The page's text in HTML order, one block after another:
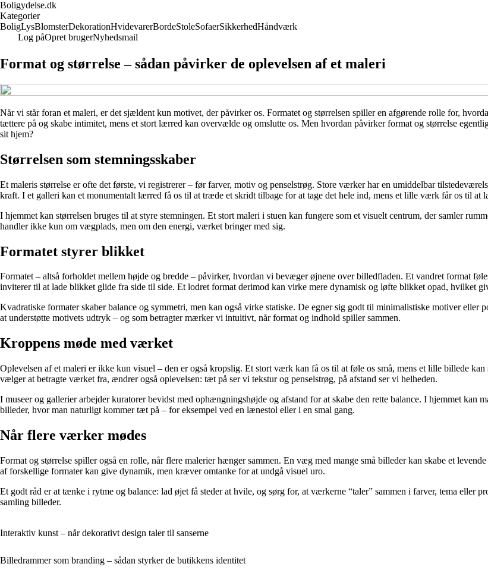
Boligydelse.dk
Kategorier
BoligLysBlomsterDekorationHvidevarerBordeStoleSofaerSikkerhedHåndværk
Log påOpret brugerNyhedsmail
Format og størrelse – sådan påvirker de oplevelsen af et maleri
Når vi står foran et maleri, er det sjældent kun motivet, der påvirker os. Formatet og størrelsen spiller en afgørende rolle for,
tættere på og skabe intimitet, mens et stort lærred kan overvælde og omslutte os. Men hvordan påvirker format og størrelse
sit hjem?
Størrelsen som stemningsskaber
Et maleris størrelse er ofte det første, vi registrerer – før farver, motiv og penselstrøg. Store værker har en umiddelbar
kraft. I et galleri kan et monumentalt lærred få os til at træde et skridt tilbage for at tage det hele ind, mens et lille værk får os til at
I hjemmet kan størrelsen bruges til at styre stemningen. Et stort maleri i stuen kan fungere som et visuelt centrum, der samler
handler ikke kun om vægplads, men om den energi, værket bringer med sig.
Formatet styrer blikket
Formatet – altså forholdet mellem højde og bredde – påvirker, hvordan vi bevæger øjnene over billedfladen. Et vandret format
inviterer til at lade blikket glide fra side til side. Et lodret format derimod kan virke mere dynamisk og løfte blikket opad, hvilket
Kvadratiske formater skaber balance og symmetri, men kan også virke statiske. De egner sig godt til minimalistiske motiver
at understøtte motivets udtryk – og som betragter mærker vi intuitivt, når format og indhold spiller sammen.
Kroppens møde med værket
Oplevelsen af et maleri er ikke kun visuel – den er også kropslig. Et stort værk kan få os til at føle os små, mens et lille billede
vælger at betragte værket fra, ændrer også oplevelsen: tæt på ser vi tekstur og penselstrøg, på afstand ser vi helheden.
I museer og gallerier arbejder kuratorer bevidst med ophængningshøjde og afstand for at skabe den rette balance. I hjemmet
billeder, hvor man naturligt kommer tæt på – for eksempel ved en lænestol eller i en smal gang.
Når flere værker mødes
Format og størrelse spiller også en rolle, når flere malerier hænger sammen. En væg med mange små billeder kan skabe et
af forskellige formater kan give dynamik, men kræver omtanke for at undgå visuel uro.
Et godt råd er at tænke i rytme og balance: lad øjet få steder at hvile, og sørg for, at værkerne “taler” sammen i farver, tema
samling billeder.
Interaktiv kunst – når dekorativt design taler til sanserne
Billedrammer som branding – sådan styrker de butikkens identitet